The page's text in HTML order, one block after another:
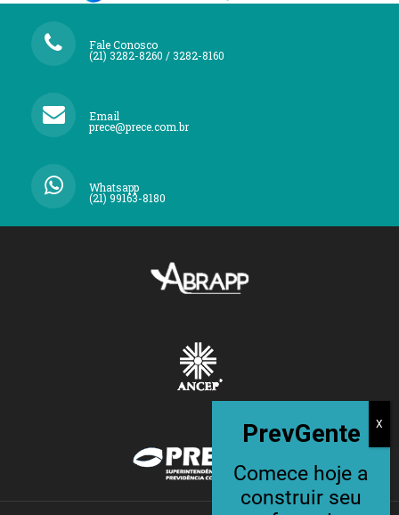
Fale Conosco
(21) 3282-8260 / 3282-8160
Email
prece@prece.com.br
Whatsapp
(21) 99163-8180
PrevGente
Comece hoje a
construir seu